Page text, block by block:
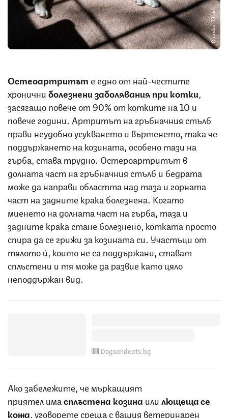
Снимка: IStock
Остеоартритъте едно от най-честите
хроничниболезнени заболявания при котки
засягащо повече от 90% от котките на 10 и
повече години. Артритът на гръбначния стълб
прави неудобно усукването и въртенето, така че
поддържането на козината, особено тази на
гърба, става трудно. Остероартритът в
долната част на гръбначния стълб и бедрата
може да направи областта над таза и горната
част на задните крака болезнена. Когато
миенето на долната част на гърба, таза и
задните крака стане болезнено, котката просто
спира да се грижи за козината си. Участъци от
тялото ѝ, които не са поддържани, стават
сплъстени и тя може да развие като цяло
неподдържан вид.
Dogsandcats.bg
Ако забележите, че мъркащият
приятел имасплъстена козина или лющеща се
кожа , уговорете среща с вашия ветеринарен